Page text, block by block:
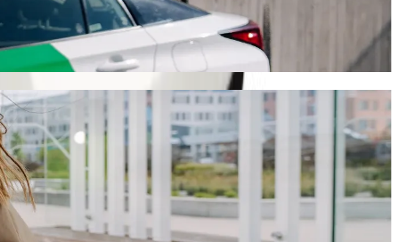
min e costerà circa 3,10 € EUR. Qualunque sia l'occasione,